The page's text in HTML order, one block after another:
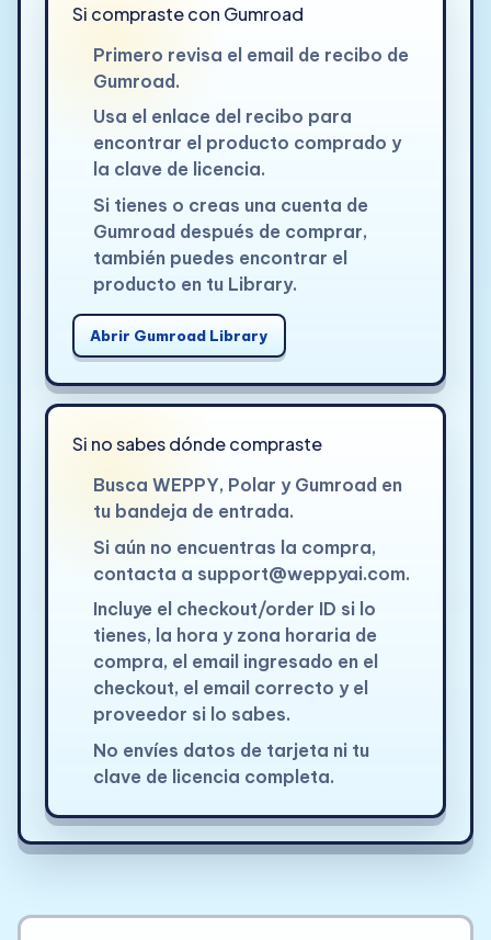
Si compraste con Gumroad
Primero revisa el email de recibo de
Gumroad.
Usa el enlace del recibo para
encontrar el producto comprado y
la clave de licencia.
Si tienes o creas una cuenta de
Gumroad después de comprar,
también puedes encontrar el
producto en tu Library.
Abrir Gumroad Library
Si no sabes dónde compraste
Busca WEPPY, Polar y Gumroad en
tu bandeja de entrada.
Si aún no encuentras la compra,
contacta a support@weppyai.com.
Incluye el checkout/order ID si lo
tienes, la hora y zona horaria de
compra, el email ingresado en el
checkout, el email correcto y el
proveedor si lo sabes.
No envíes datos de tarjeta ni tu
clave de licencia completa.